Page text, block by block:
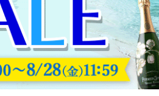
通販での選び方
として知られるグラーヴ地区。そ
ーワインが生産されています。
ンの特徴についてご紹介いたしま